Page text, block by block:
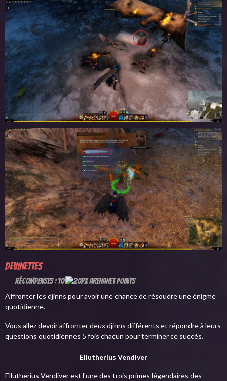
Devinettes
Récompenses : 10
Affronter les djinns pour avoir une chance de résoudre une énigme
quotidienne.
Vous allez devoir affronter deux djinns différents et répondre à leurs
questions quotidiennes 5 fois chacun pour terminer ce succès.
Ellutherius Vendiver
Ellutherius Vendiver est l'une des trois primes légendaires des